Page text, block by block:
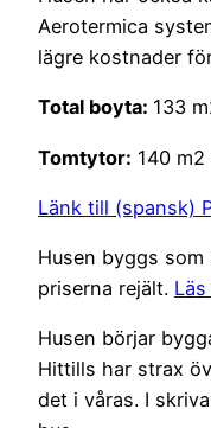
Aerotermica
lägre kostnader
Total boyta: 133
Tomtytor: 140 m2
Länk till (spansk)
Husen byggs
priserna rejält.
Husen börjar
Hittills har strax
det i våras. I